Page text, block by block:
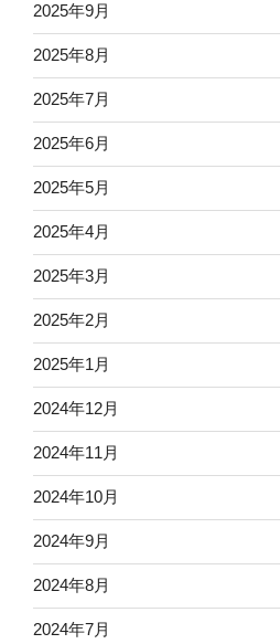
2025年9月
2025年8月
2025年7月
2025年6月
2025年5月
2025年4月
2025年3月
2025年2月
2025年1月
2024年12月
2024年11月
2024年10月
2024年9月
2024年8月
2024年7月